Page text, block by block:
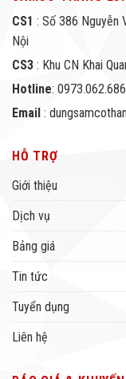
CS1 : Số 386 Nguyễn
Nội
CS3 : Khu CN Khai
Hotline:
Email :
HỖ TRỢ
Giới thiệu
Dịch vụ
Bảng giá
Tin tức
Tuyển dụng
Liên hệ